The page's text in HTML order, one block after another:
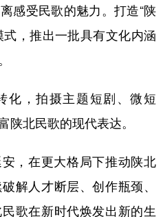
感受民歌的魅力。打造“陕
，推出一批具有文化内涵
，拍摄主题短剧、微短
陕北民歌的现代表达。
，在更大格局下推动陕北
解人才断层、创作瓶颈、
歌在新时代焕发出新的生